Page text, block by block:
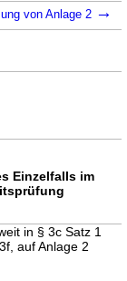
von Anlage 2 →
Einzelfalls im
in § 3c Satz 1
auf Anlage 2